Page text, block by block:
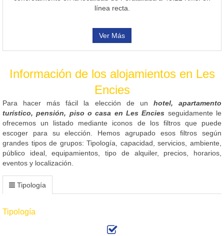
línea recta.
Ver Más
Información de los alojamientos en Les
Encies
Para hacer más fácil la elección de un hotel, apartamento
turístico, pensión, piso o casa en Les Encies seguidamente le
ofrecemos un listado mediante iconos de los filtros que puede
escoger para su elección. Hemos agrupado esos filtros según
grandes tipos de grupos: Tipología, capacidad, servicios, ambiente,
público ideal, equipamientos, tipo de alquiler, precios, horarios,
eventos y localización.
Tipología
Tipología